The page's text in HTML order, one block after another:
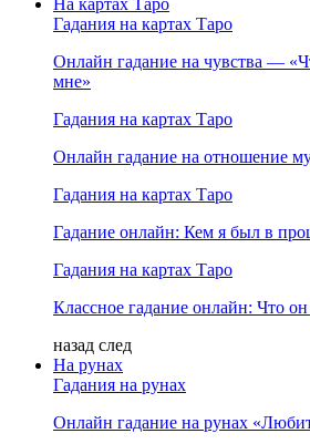
На картах Таро
Гадания на картах Таро
Онлайн гадание на чувства —
мне»
Гадания на картах Таро
Онлайн гадание на отношение
Гадания на картах Таро
Гадание онлайн: Кем я был в
Гадания на картах Таро
Классное гадание онлайн: Что
назад след
На рунах
Гадания на рунах
Онлайн гадание на рунах